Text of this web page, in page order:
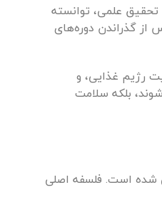
علمی، توانسته
از گذراندن دوره‌های
رژیم غذایی، و
بلکه سلامت
شده است. فلسفه اصلی